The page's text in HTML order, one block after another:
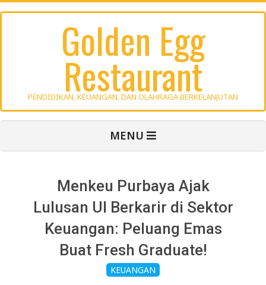
Skip
Golden Egg
Restaurant
PENDIDIKAN, KEUANGAN, DAN OLAHRAGA BERKELANJUTAN
MENU
Menkeu Purbaya Ajak
Lulusan UI Berkarir di Sektor
Keuangan: Peluang Emas
Buat Fresh Graduate!
KEUANGAN